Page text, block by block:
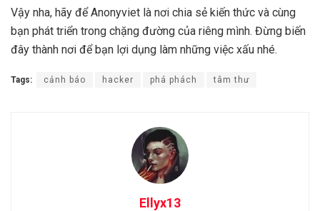
Vậy nha, hãy để Anonyviet là nơi chia sẻ kiến thức và cùng
bạn phát triển trong chặng đường của riêng mình. Đừng biến
đây thành nơi để bạn lợi dụng làm những việc xấu nhé.
Tags: cảnh báo hacker phá phách tâm thư
Ellyx13